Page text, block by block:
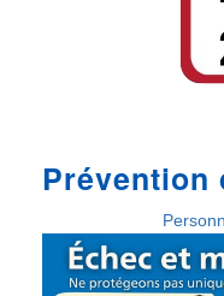
Prévention